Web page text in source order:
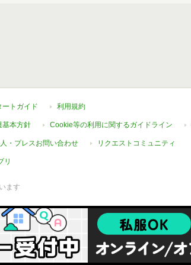
ートガイド 利用規約
基本方針 Cookie等の利用に関するガイドライン
・プレスお問い合わせ リクエストコミュニティ
リ
ます